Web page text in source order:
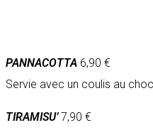
PANNACOTTA 6,90 €
Servie avec un coulis au
TIRAMISU’7,90 €